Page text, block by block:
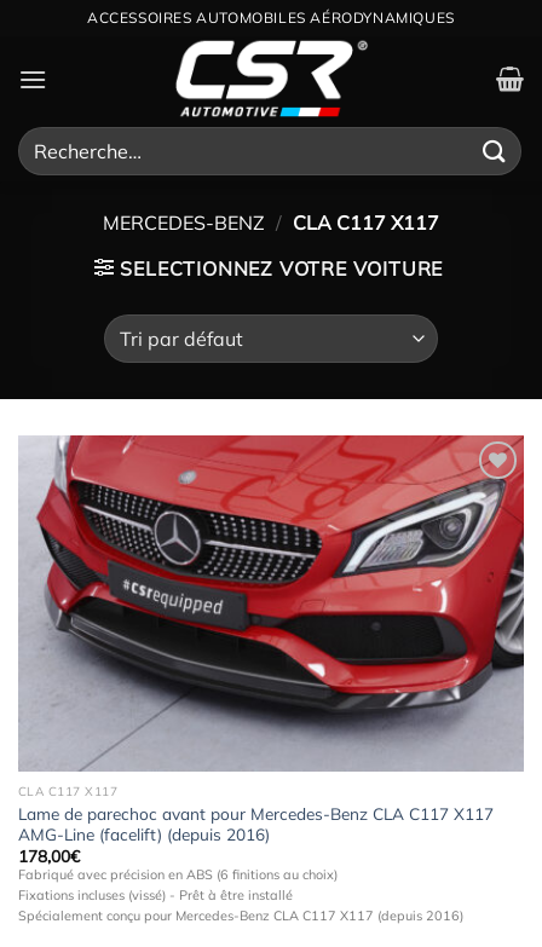
contenu
ACCESSOIRES AUTOMOBILES AÉRODYNAMIQUES
Recherche
pour :
MERCEDES-BENZ / CLA C117 X117
SELECTIONNEZ VOTRE VOITURE
Ajouter
à la
wishlist
CLA C117 X117
Lame de parechoc avant pour Mercedes-Benz CLA C117 X117
AMG-Line (facelift) (depuis 2016)
178,00€
Fabriqué avec précision en ABS (6 finitions au choix)
Fixations incluses (vissé) - Prêt à être installé
Spécialement conçu pour Mercedes-Benz CLA C117 X117 (depuis 2016)